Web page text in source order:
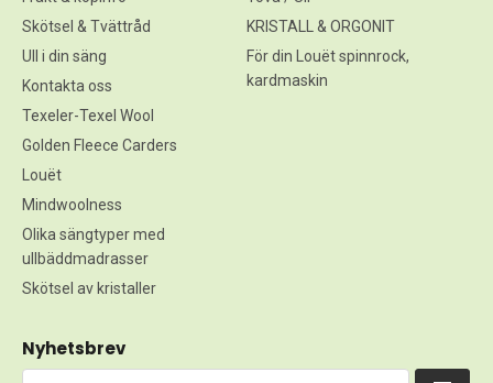
Skötsel & Tvättråd
Ull i din säng
Kontakta oss
Texeler-Texel Wool
Golden Fleece Carders
Louët
Mindwoolness
Olika sängtyper med
ullbäddmadrasser
Skötsel av kristaller
KRISTALL & ORGONIT
För din Louët spinnrock,
kardmaskin
Nyhetsbrev